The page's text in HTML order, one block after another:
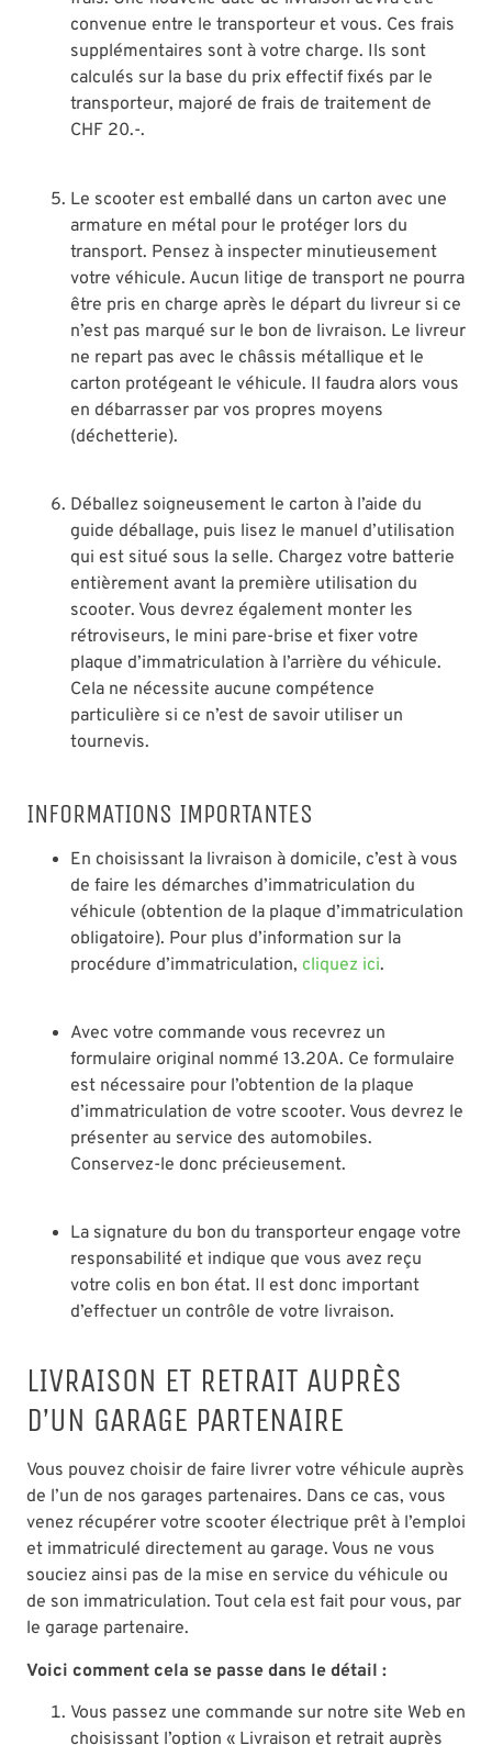
convenue entre le transporteur et vous. Ces frais
supplémentaires sont à votre charge. Ils sont
calculés sur la base du prix effectif fixés par le
transporteur, majoré de frais de traitement de
CHF 20.-.
Le scooter est emballé dans un carton avec une
armature en métal pour le protéger lors du
transport. Pensez à inspecter minutieusement
votre véhicule. Aucun litige de transport ne pourra
être pris en charge après le départ du livreur si ce
n’est pas marqué sur le bon de livraison. Le livreur
ne repart pas avec le châssis métallique et le
carton protégeant le véhicule. Il faudra alors vous
en débarrasser par vos propres moyens
(déchetterie).
Déballez soigneusement le carton à l’aide du
guide déballage, puis lisez le manuel d’utilisation
qui est situé sous la selle. Chargez votre batterie
entièrement avant la première utilisation du
scooter. Vous devrez également monter les
rétroviseurs, le mini pare-brise et fixer votre
plaque d’immatriculation à l’arrière du véhicule.
Cela ne nécessite aucune compétence
particulière si ce n’est de savoir utiliser un
tournevis.
INFORMATIONS IMPORTANTES
En choisissant la livraison à domicile, c’est à vous
de faire les démarches d’immatriculation du
véhicule (obtention de la plaque d’immatriculation
obligatoire). Pour plus d’information sur la
procédure d’immatriculation, cliquez ici.
Avec votre commande vous recevrez un
formulaire original nommé 13.20A. Ce formulaire
est nécessaire pour l’obtention de la plaque
d’immatriculation de votre scooter. Vous devrez le
présenter au service des automobiles.
Conservez-le donc précieusement.
La signature du bon du transporteur engage votre
responsabilité et indique que vous avez reçu
votre colis en bon état. Il est donc important
d’effectuer un contrôle de votre livraison.
LIVRAISON ET RETRAIT AUPRÈS
D’UN GARAGE PARTENAIRE
Vous pouvez choisir de faire livrer votre véhicule auprès
de l’un de nos garages partenaires. Dans ce cas, vous
venez récupérer votre scooter électrique prêt à l’emploi
et immatriculé directement au garage. Vous ne vous
souciez ainsi pas de la mise en service du véhicule ou
de son immatriculation. Tout cela est fait pour vous, par
le garage partenaire.
Voici comment cela se passe dans le détail :
Vous passez une commande sur notre site Web en
choisissant l’option « Livraison et retrait auprès